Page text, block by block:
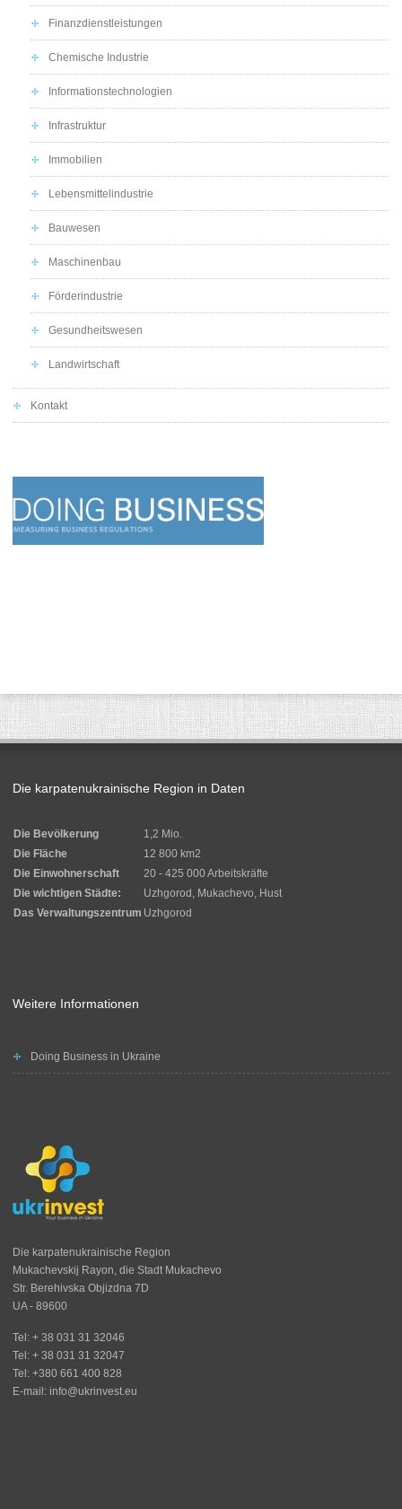
Finanzdienstleistungen
Chemische Industrie
Informationstechnologien
Infrastruktur
Immobilien
Lebensmittelindustrie
Bauwesen
Maschinenbau
Förderindustrie
Gesundheitswesen
Landwirtschaft
Kontakt
Die karpatenukrainische Region in Daten
Die Bevölkerung
1,2 Mio.
Die Fläche
12 800 km2
Die Einwohnerschaft
20 - 425 000 Arbeitskräfte
Die wichtigen Städte:
Uzhgorod, Mukachevo, Hust
Das Verwaltungszentrum Uzhgorod
Weitere Informationen
Doing Business in Ukraine
Die karpatenukrainische Region
Mukachevskij Rayon, die Stadt Mukachevo
Str. Berehivska Objizdna 7D
UA - 89600
Tel: + 38 031 31 32046
Tel: + 38 031 31 32047
Tel: +380 661 400 828
E-mail: info@ukrinvest.eu